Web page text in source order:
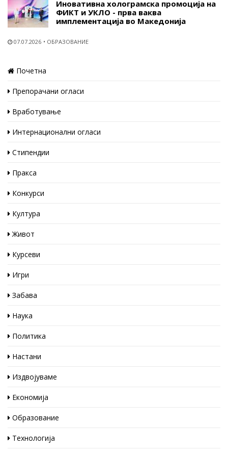
Иновативна холограмска промоција на
ФИКТ и УКЛО - прва ваква
имплементација во Македонија
07.07.2026 ОБРАЗОВАНИЕ
Почетна
Препорачани огласи
Вработување
Интернационални огласи
Стипендии
Пракса
Конкурси
Култура
Живот
Курсеви
Игри
Забава
Наука
Политика
Настани
Издвојуваме
Економија
Образование
Технологија